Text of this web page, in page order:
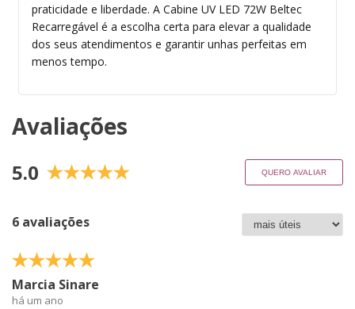
praticidade e liberdade. A Cabine UV LED 72W Beltec
Recarregável é a escolha certa para elevar a qualidade
dos seus atendimentos e garantir unhas perfeitas em
menos tempo.
Avaliações
5.0 QUERO AVALIAR
6 avaliações
Marcia Sinare
há um ano